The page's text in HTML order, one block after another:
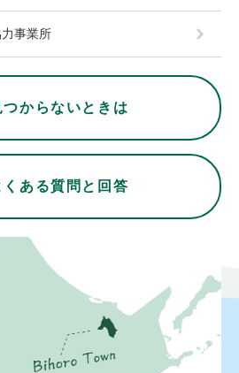
事業所
つからないときは
くある質問と回答